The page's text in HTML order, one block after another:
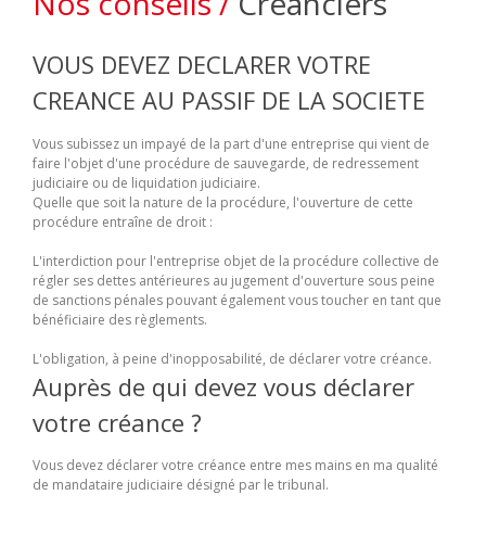
VOUS DEVEZ DECLARER VOTRE
CREANCE AU PASSIF DE LA SOCIETE
Vous subissez un impayé de la part d'une entreprise qui vient de
faire l'objet d'une procédure de sauvegarde, de redressement
judiciaire ou de liquidation judiciaire.
Quelle que soit la nature de la procédure, l'ouverture de cette
procédure entraîne de droit :
L'interdiction pour l'entreprise objet de la procédure collective de
régler ses dettes antérieures au jugement d'ouverture sous peine
de sanctions pénales pouvant également vous toucher en tant que
bénéficiaire des règlements.
L'obligation, à peine d'inopposabilité, de déclarer votre créance.
Auprès de qui devez vous déclarer
votre créance ?
Vous devez déclarer votre créance entre mes mains en ma qualité
de mandataire judiciaire désigné par le tribunal.